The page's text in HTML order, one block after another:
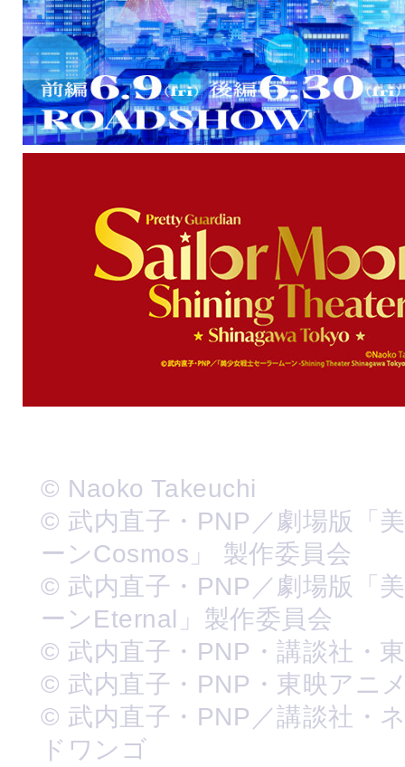
© Naoko Takeuchi
© 武内直子・PNP／劇場版「
ーンCosmos」 製作委員会
© 武内直子・PNP／劇場版「
ーンEternal」製作委員会
© 武内直子・PNP・講談社・
© 武内直子・PNP・東映アニ
© 武内直子・PNP／講談社・
ドワンゴ